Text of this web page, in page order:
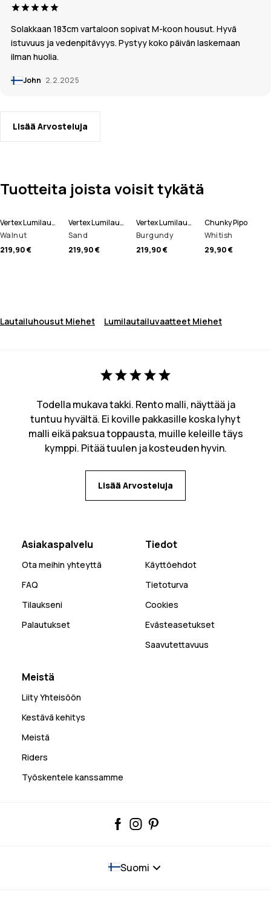
Solakkaan 183cm vartaloon sopivat M-koon housut. Hyvä
istuvuus ja vedenpitävyys. Pystyy koko päivän laskemaan
ilman huolia.
John 2.2.2025
Lisää Arvosteluja
Tuotteita joista voisit tykätä
Vertex Lumilautailuhousut Miehet
Walnut
219,90 €
Vertex Lumilautailuhousut Miehet
Sand
219,90 €
Vertex Lumilautailuhousut Miehet
Burgundy
219,90 €
Chunky Pipo
Whitish
29,90 €
Lautailuhousut Miehet Lumilautailuvaatteet Miehet
Todella mukava takki. Rento malli, näyttää ja
tuntuu hyvältä. Ei koville pakkasille koska lyhyt
malli eikä paksua toppausta, muille keleille täys
kymppi. Pitää tuulen ja kosteuden hyvin.
Lisää Arvosteluja
Asiakaspalvelu
Ota meihin yhteyttä
FAQ
Tilaukseni
Palautukset
Tiedot
Käyttöehdot
Tietoturva
Cookies
Evästeasetukset
Saavutettavuus
Meistä
Liity Yhteisöön
Kestävä kehitys
Meistä
Riders
Työskentele kanssamme
Suomi